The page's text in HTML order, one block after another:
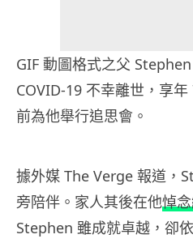
GIF 動圖格式之父
COVID-19 不幸離世，享
前為他舉行追思會。
據外媒 The Verge 報道，
旁陪伴。家人其後在他悼
Stephen 雖成就卓越，卻